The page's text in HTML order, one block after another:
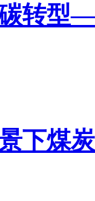
转型
下煤